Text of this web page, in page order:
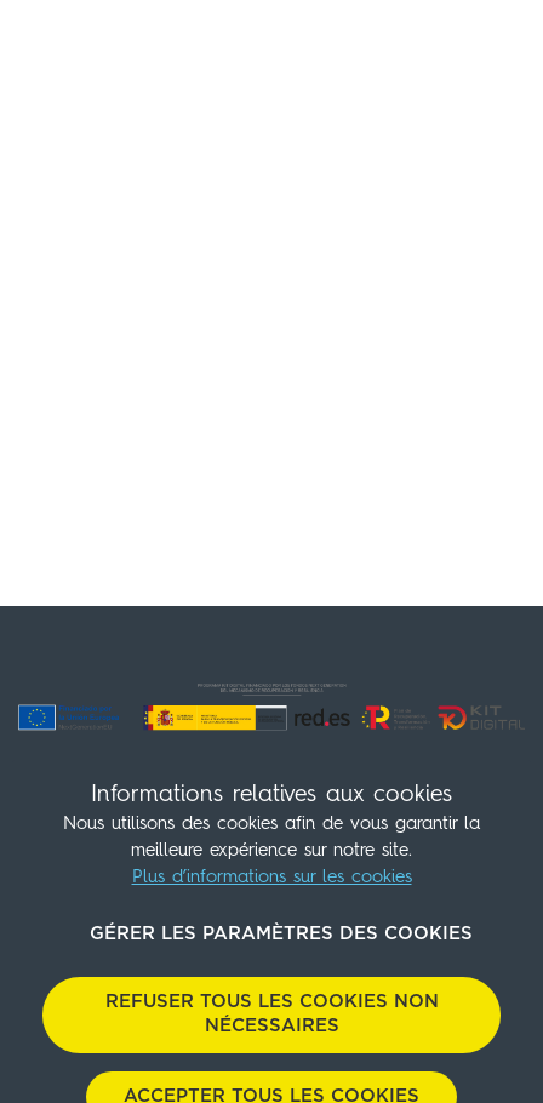
Contact Politique des cookies
Mentions légales
Politique de confidentialité
Politique environnementale
Informations relatives aux cookies
Nous utilisons des cookies afin de vous garantir la
meilleure expérience sur notre site.
Plus d’informations sur les cookies
GÉRER LES PARAMÈTRES DES COOKIES
REFUSER TOUS LES COOKIES NON
NÉCESSAIRES
ACCEPTER TOUS LES COOKIES